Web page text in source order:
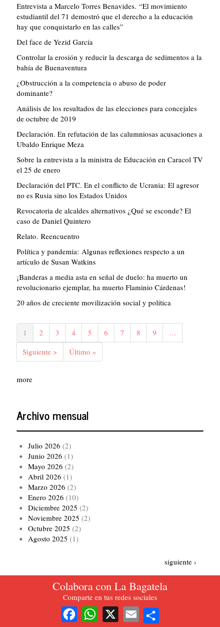
Colabora con La Bagatela
Comparte en tus redes sociales
FacebookWhatsApp
X Email
Entrevista a Marcelo Torres Benavides. “El movimiento
estudiantil del 71 demostró que el derecho a la educación
hay que conquistarlo en las calles”
Del face de Yezid García
Controlar la erosión y reducir la descarga de sedimentos a la
bahía de Buenaventura
¿Obstrucción a la competencia o abuso de poder
dominante?
Análisis de los resultados de las elecciones para concejales
de octubre de 2019
Declaración. En refutación de las calumniosas acusaciones a
Ubaldo Enrique Meza
Sobre la entrevista a la ministra de Educación en Caracol TV
el 25 de enero
Declaración del PTC. En el conflicto de Ucrania: El agresor
no es Rusia sino los Estados Unidos
Revocatoria de alcaldes alternativos ¿Qué se esconde? El
caso de Daniel Quintero
Relato. Reencuentro
Política y pandemia: Algunas reflexiones respecto a un
artículo de Susan Watkins
¡Banderas a media asta en señal de duelo: ha muerto un
revolucionario ejemplar, ha muerto Flaminio Cárdenas!
20 años de creciente movilización social y política
Paginación
Página
actual
1 Página
2 Página
3 Página
4 Página
5 Página
6 Página
7 Página
8 Página
9
…
Siguiente
página
Siguiente >
Última
página
Último »
more
Archivo mensual
Julio 2026 (2)
Junio 2026 (1)
Mayo 2026 (2)
Abril 2026 (1)
Marzo 2026 (2)
Enero 2026 (10)
Diciembre 2025 (2)
Noviembre 2025 (2)
Octubre 2025 (2)
Agosto 2025 (1)
Siguiente
siguiente ›
Ver todo el archivo